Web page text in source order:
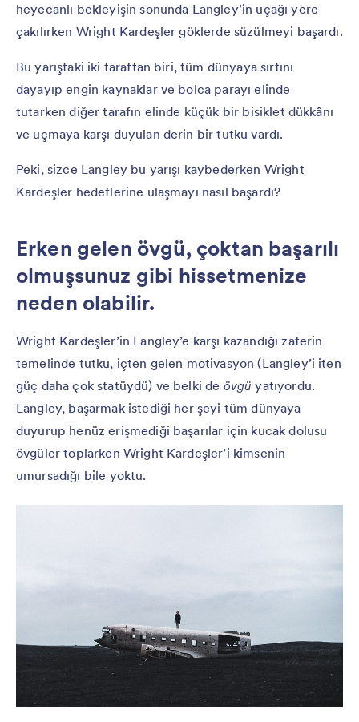
heyecanlı bekleyişin sonunda Langley’in uçağı yere
çakılırken Wright Kardeşler göklerde süzülmeyi başardı.
Bu yarıştaki iki taraftan biri, tüm dünyaya sırtını
dayayıp engin kaynaklar ve bolca parayı elinde
tutarken diğer tarafın elinde küçük bir bisiklet dükkânı
ve uçmaya karşı duyulan derin bir tutku vardı.
Peki, sizce Langley bu yarışı kaybederken Wright
Kardeşler hedeflerine ulaşmayı nasıl başardı?
Erken gelen övgü, çoktan başarılı
olmuşsunuz gibi hissetmenize
neden olabilir.
Wright Kardeşler’in Langley’e karşı kazandığı zaferin
temelinde tutku, içten gelen motivasyon (Langley’i iten
güç daha çok statüydü) ve belki de övgüyatıyordu.
Langley, başarmak istediği her şeyi tüm dünyaya
duyurup henüz erişmediği başarılar için kucak dolusu
övgüler toplarken Wright Kardeşler’i kimsenin
umursadığı bile yoktu.